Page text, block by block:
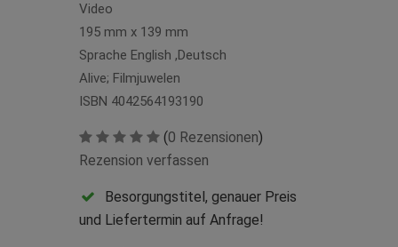
Video
195 mm x 139 mm
Sprache English ,Deutsch
Alive; Filmjuwelen
ISBN 4042564193190
(0 Rezensionen)
Rezension verfassen
Besorgungstitel, genauer Preis
und Liefertermin auf Anfrage!